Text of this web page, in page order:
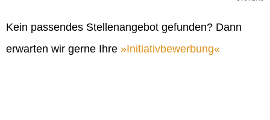
Kein passendes Stellenangebot gefunden? Dann
erwarten wir gerne Ihre
Initiativbewerbung